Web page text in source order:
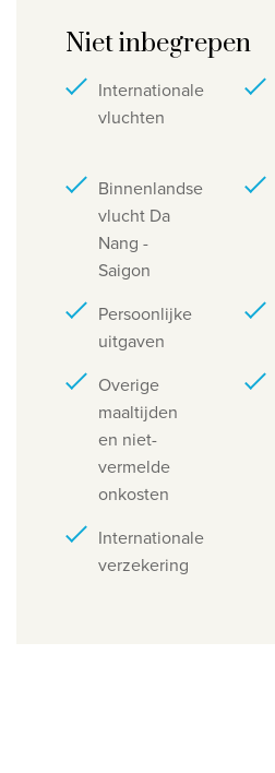
Niet inbegrepen
Internationale
vluchten
Binnenlandse
vlucht Da
Nang -
Saigon
Persoonlijke
uitgaven
Overige
maaltijden
en niet-
vermelde
onkosten
Internationale
verzekering